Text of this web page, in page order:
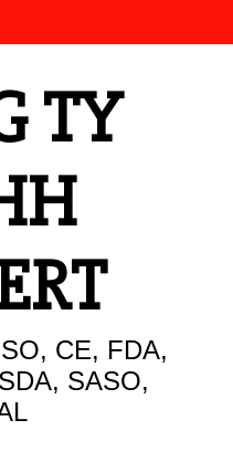
TY
CE, FDA,
SASO,